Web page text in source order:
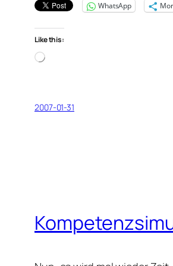
WhatsApp
Like this:
Loading…
2007-01-31